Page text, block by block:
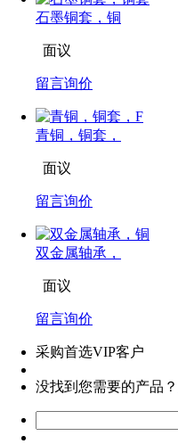
石墨铜套，铜
面议
留言询价
青铜，铜套，
面议
留言询价
双金属轴承，
面议
留言询价
采购首选VIP客户
没找到您需要的产品？